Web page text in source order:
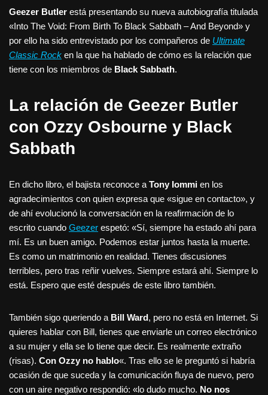
Geezer Butler está presentando su nueva autobiografía titulada
«Into The Void: From Birth To Black Sabbath – And Beyond» y
por ello ha sido entrevistado por los compañeros de Ultimate
Classic Rock en la que ha hablado de cómo es la relación que
tiene con los miembros de Black Sabbath.
La relación de Geezer Butler
con Ozzy Osbourne y Black
Sabbath
En dicho libro, el bajista reconoce a Tony Iommi en los
agradecimientos con quien expresa que «sigue en contacto», y
de ahí evolucionó la conversación en la reafirmación de lo
escrito cuando Geezer espetó: «Sí, siempre ha estado ahí para
mí. Es un buen amigo. Podemos estar juntos hasta la muerte.
Es como un matrimonio en realidad. Tienes discusiones
terribles, pero tras reñir vuelves. Siempre estará ahí. Siempre lo
está. Espero que esté después de este libro también.
También sigo queriendo a Bill Ward, pero no está en Internet. Si
quieres hablar con Bill, tienes que enviarle un correo electrónico
a su mujer y ella se lo tiene que decir. Es realmente extraño
(risas). Con Ozzy no hablo«. Tras ello se le preguntó si habría
ocasión de que suceda y la comunicación fluya de nuevo, pero
con un aire negativo respondió: «lo dudo mucho. No nos